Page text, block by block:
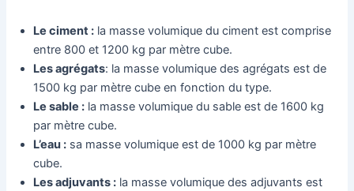
Le ciment : la masse volumique du ciment est comprise
entre 800 et 1200 kg par mètre cube.
Les agrégats: la masse volumique des agrégats est de
1500 kg par mètre cube en fonction du type.
Le sable : la masse volumique du sable est de 1600 kg
par mètre cube.
L’eau : sa masse volumique est de 1000 kg par mètre
cube.
Les adjuvants : la masse volumique des adjuvants est